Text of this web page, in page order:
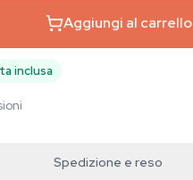
Aggiungi al carrello
inclusa
Spedizione e reso